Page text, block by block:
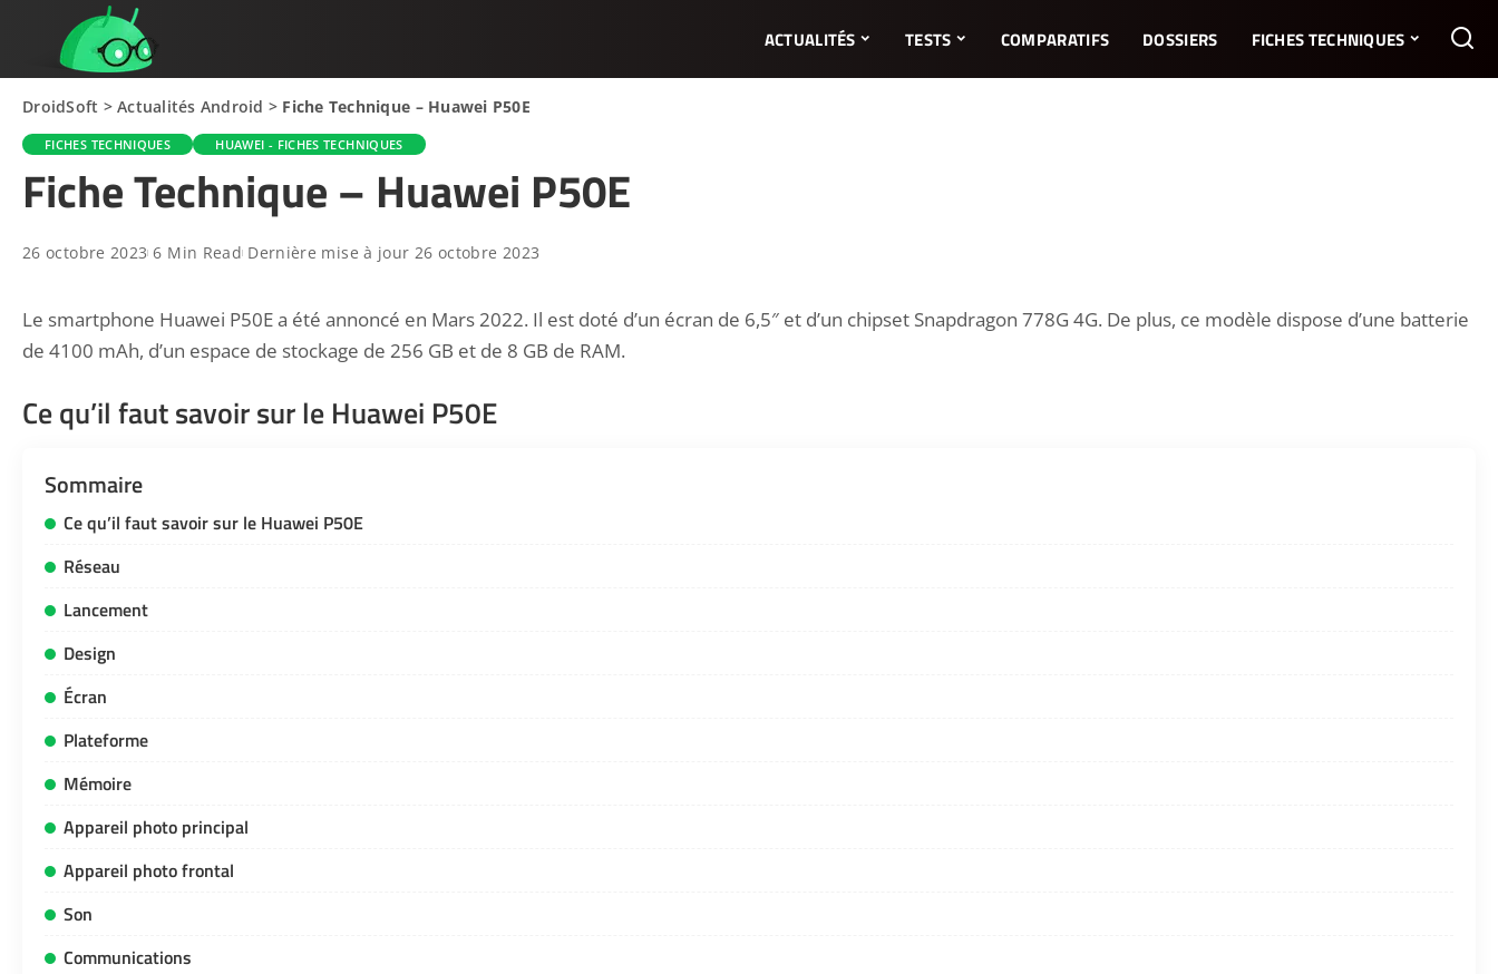
ACTUALITÉS TESTS COMPARATIFS DOSSIERS FICHES TECHNIQUES
DroidSoft >Actualités Android > Fiche Technique – Huawei P50E
FICHES TECHNIQUES HUAWEI - FICHES TECHNIQUES
Fiche Technique – Huawei P50E
26 octobre 2023 6 Min Read Dernière mise à jour 26 octobre 2023
Le smartphone Huawei P50E a été annoncé en Mars 2022. Il est doté d’un écran de 6,5″ et d’un chipset Snapdragon 778G 4G. De plus, ce modèle dispose d’une batterie
de 4100 mAh, d’un espace de stockage de 256 GB et de 8 GB de RAM.
Ce qu’il faut savoir sur le Huawei P50E
Sommaire
Ce qu’il faut savoir sur le Huawei P50E
Réseau
Lancement
Design
Écran
Plateforme
Mémoire
Appareil photo principal
Appareil photo frontal
Son
Communications